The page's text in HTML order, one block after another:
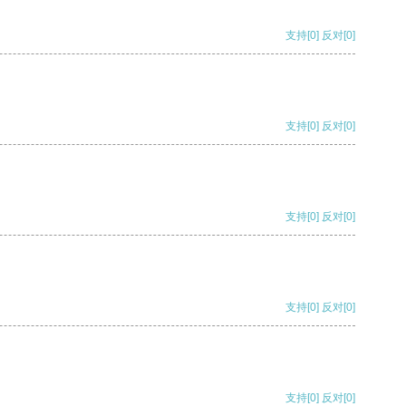
支持[0] 反对[0]
支持[0] 反对[0]
支持[0] 反对[0]
支持[0] 反对[0]
支持[0] 反对[0]